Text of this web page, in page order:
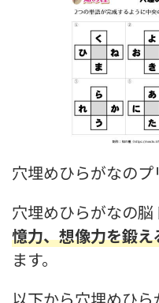
穴埋めひらがなのプ
穴埋めひらがなの脳
憶力、想像力を鍛え
ます。